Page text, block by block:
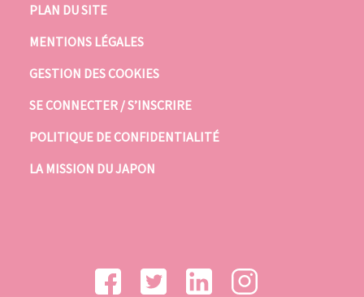
PLAN DU SITE
MENTIONS LÉGALES
GESTION DES COOKIES
SE CONNECTER / S’INSCRIRE
POLITIQUE DE CONFIDENTIALITÉ
LA MISSION DU JAPON